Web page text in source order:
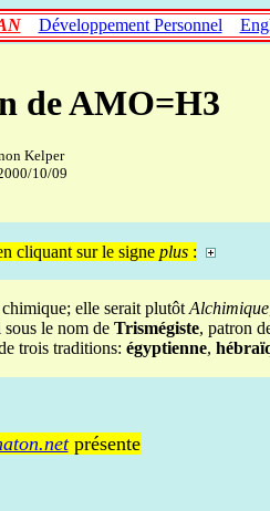
Développement Personnel
de AMO=H3
Kelper
10/09
cliquant sur le signe plus:
elle serait plutôt Alchimique
le nom de Trismégiste, patron
trois traditions: égyptienne,
présente